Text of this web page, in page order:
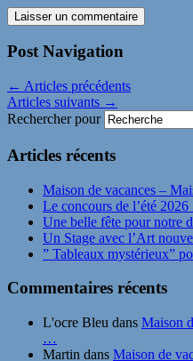
Post Navigation
← Articles précédents
Articles suivants →
Rechercher pour
Articles récents
Maison de vacances –
Le concours de l’été
Une belle fête pour notre
Un Stage avec l’Art
” Tableaux mystérieux”
Commentaires récents
L'ocre Bleu dans Maison
…
Martin dans Maison de